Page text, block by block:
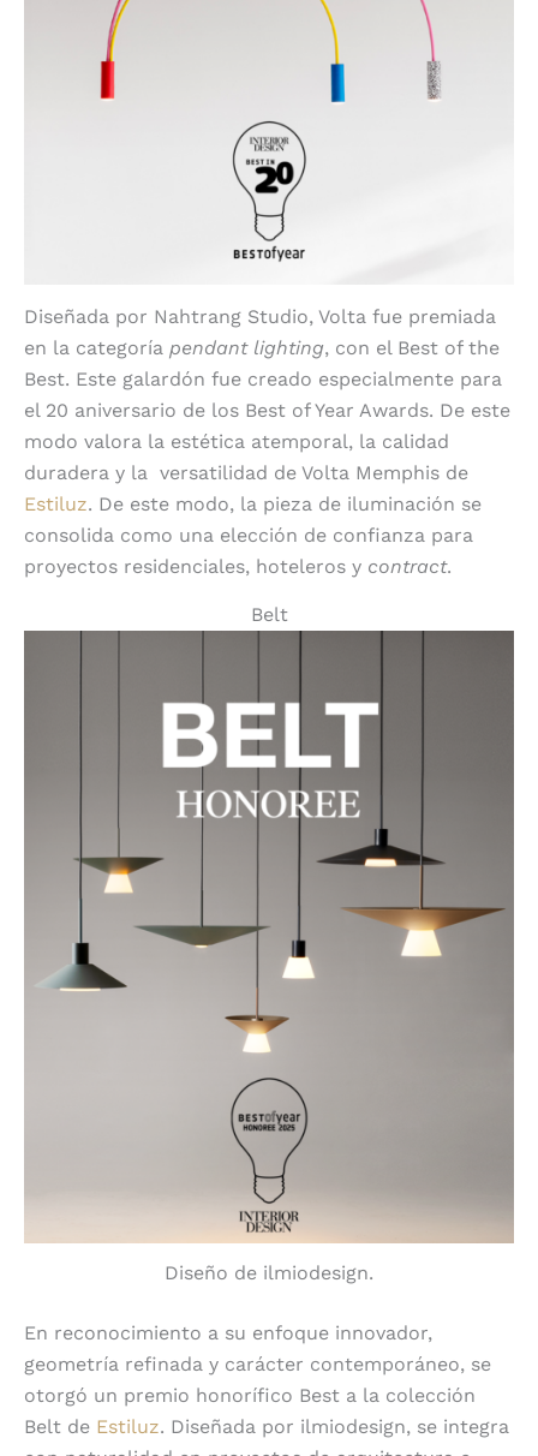
Diseñada por Nahtrang Studio, Volta fue premiada
en la categoría pendant lighting, con el Best of the
Best. Este galardón fue creado especialmente para
el 20 aniversario de los Best of Year Awards. De este
modo valora la estética atemporal, la calidad
duradera y la versatilidad de Volta Memphis de
Estiluz. De este modo, la pieza de iluminación se
consolida como una elección de confianza para
proyectos residenciales, hoteleros y contract.
Belt
Diseño de ilmiodesign.
En reconocimiento a su enfoque innovador,
geometría refinada y carácter contemporáneo, se
otorgó un premio honorífico Best a la colección
Belt de Estiluz. Diseñada por ilmiodesign, se integra